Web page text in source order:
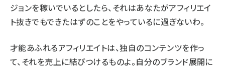
ジョンを稼いでいるとしたら、それはあなたがアフィリエイ
ト抜きでもできたはずのことをやっているに過ぎないわ。
才能あふれるアフィリエイトは、独自のコンテンツを作っ
て、それを売上に結びつけるものよ。自分のブランド展開に